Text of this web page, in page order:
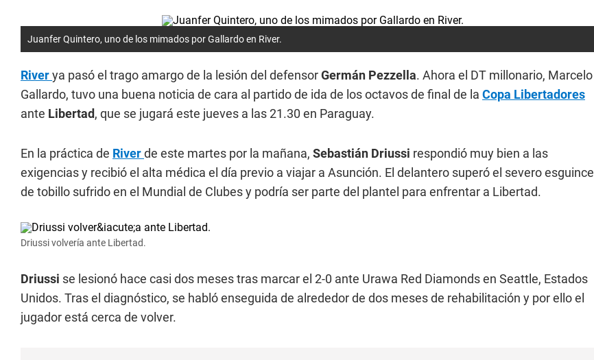
Juanfer Quintero, uno de los mimados por Gallardo en River.
Riverya pasó el trago amargo de la lesión del defensorGermán Pezzella. Ahora el DT millonario, Marcelo
Gallardo, tuvo una buena noticia de cara al partido de ida de los octavos de final de la Copa Libertadores
ante Libertad, que se jugará este jueves a las 21.30 en Paraguay.
En la práctica de Riverde este martes por la mañana, Sebastián Driussi respondió muy bien a las
exigencias y recibió el alta médica el día previo a viajar a Asunción. El delantero superó el severo esguince
de tobillo sufrido en el Mundial de Clubes y podría ser parte del plantel para enfrentar a Libertad.
Driussi volvería ante Libertad.
Driussi se lesionó hace casi dos meses tras marcar el 2-0 ante Urawa Red Diamonds en Seattle, Estados
Unidos. Tras el diagnóstico, se habló enseguida de alrededor de dos meses de rehabilitación y por ello el
jugador está cerca de volver.